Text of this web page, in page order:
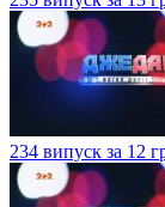
234 випуск за 12